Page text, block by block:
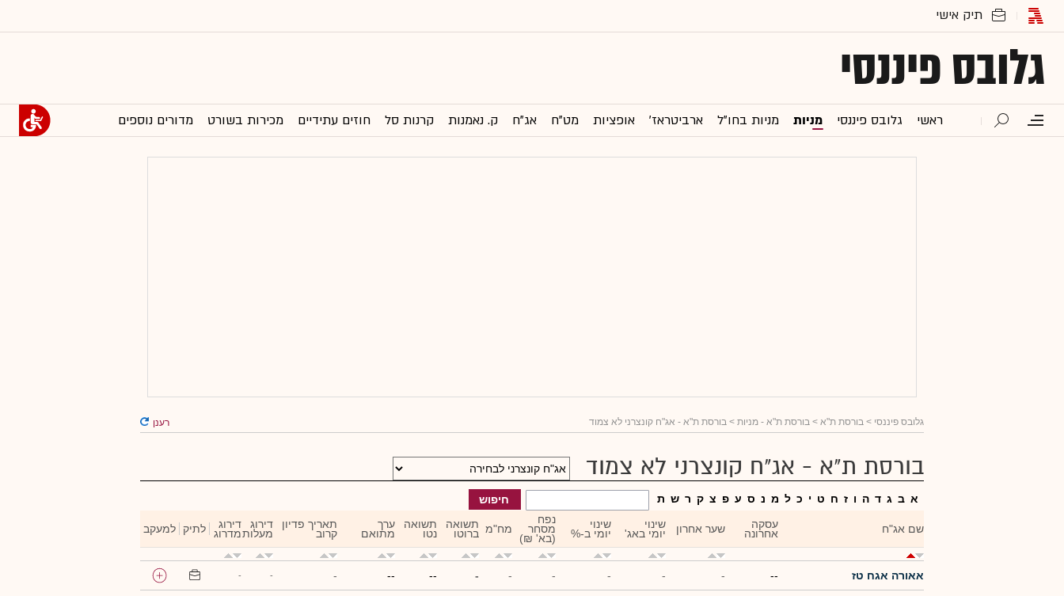
גלובס פיננסי
ראשי גלובס פיננסי מניות מניות בחו"ל ארביטראז' אופציות מט"ח אג"ח ק. נאמנות קרנות סל חוזים עתידיים מכירות בשורט מדורים נוספים
גלובס פיננסי > בורסת ת"א > בורסת ת"א - מניות > בורסת ת"א - אג"ח קונצרני לא צמוד רענן
בורסת ת"א - אג"ח קונצרני לא צמוד
ת ש ר ק צ פ ע ס נ מ ל כ י ט ח ז ו ה ד ג ב א חיפוש
שם אג"ח עסקה
אחרונה שער אחרון שינוי
יומי באג'
שינוי
יומי ב-%
נפח
מסחר
(בא' ₪)
מח"מ תשואה
ברוטו
תשואה
נטו
ערך
מתואם
תאריך פדיון
קרוב
דירוג
מעלות
דירוג
מדרוג לתיק למעקב
אאורה אגח טז --
-
-
-
-
-
-
--
--
-
-
-